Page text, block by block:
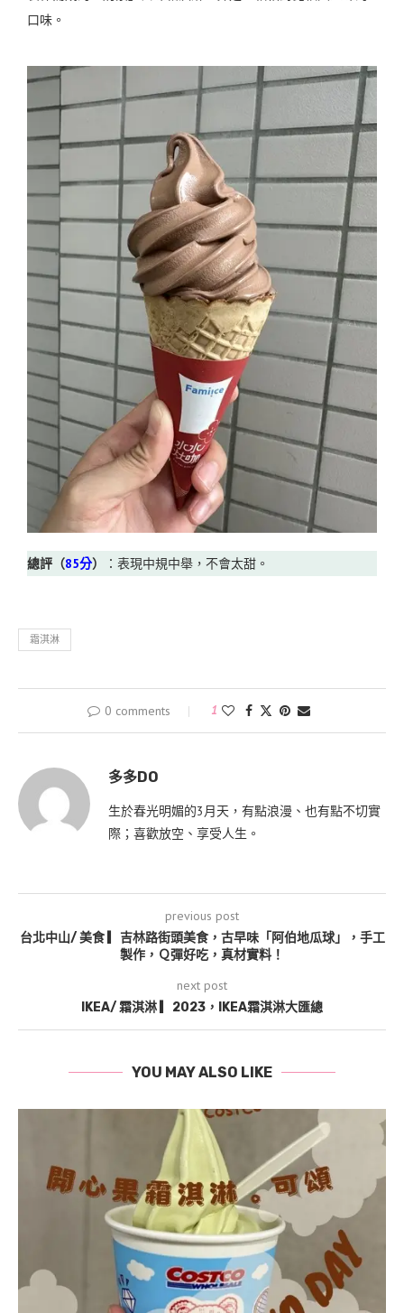
口味。
總評（85分） ：表現中規中舉，不會太甜。
霜淇淋
0 comments 1
多多DO
生於春光明媚的3月天，有點浪漫、也有點不切實
際；喜歡放空、享受人生。
previous post
台北中山/ 美食 ▎吉林路街頭美食，古早味「阿伯地瓜球」，手工
製作，Ｑ彈好吃，真材實料！
next post
IKEA/ 霜淇淋 ▎2023，IKEA霜淇淋大匯總
YOU MAY ALSO LIKE